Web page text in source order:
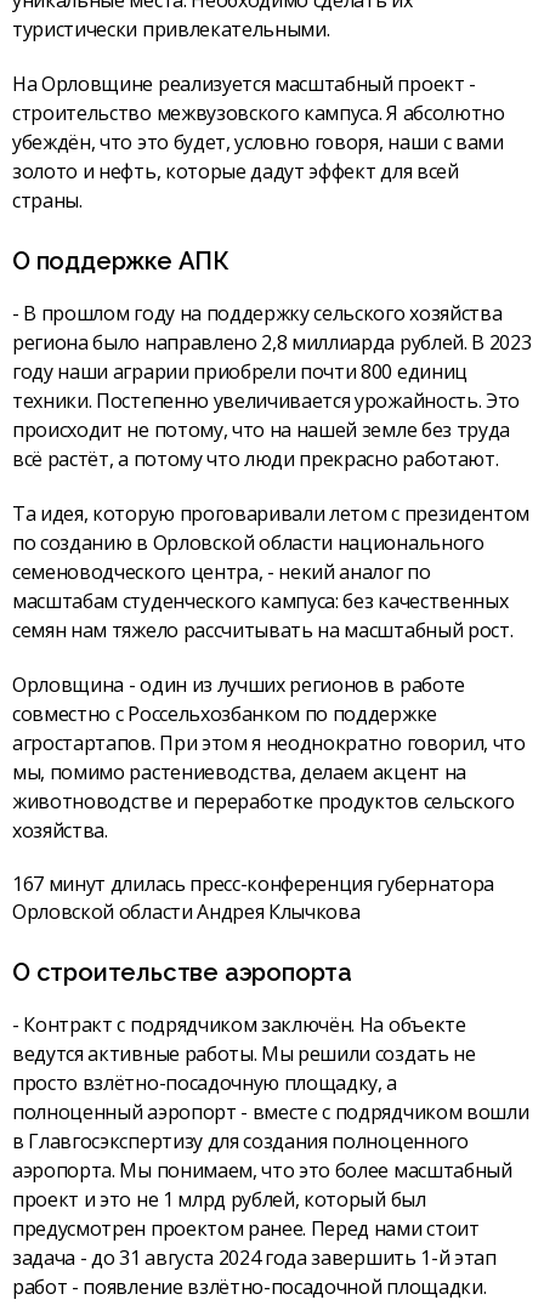
туристически привлекательными.
На Орловщине реализуется масштабный проект -
строительство межвузовского кампуса. Я абсолютно
убеждён, что это будет, условно говоря, наши с вами
золото и нефть, которые дадут эффект для всей
страны.
О поддержке АПК
- В прошлом году на поддержку сельского хозяйства
региона было направлено 2,8 миллиарда рублей. В 2023
году наши аграрии приобрели почти 800 единиц
техники. Постепенно увеличивается урожайность. Это
происходит не потому, что на нашей земле без труда
всё растёт, а потому что люди прекрасно работают.
Та идея, которую проговаривали летом с президентом
по созданию в Орловской области национального
семеноводческого центра, - некий аналог по
масштабам студенческого кампуса: без качественных
семян нам тяжело рассчитывать на масштабный рост.
Орловщина - один из лучших регионов в работе
совместно с Россельхозбанком по поддержке
агростартапов. При этом я неоднократно говорил, что
мы, помимо растениеводства, делаем акцент на
животноводстве и переработке продуктов сельского
хозяйства.
167 минут длилась пресс-конференция губернатора
Орловской области Андрея Клычкова
О строительстве аэропорта
- Контракт с подрядчиком заключён. На объекте
ведутся активные работы. Мы решили создать не
просто взлётно-посадочную площадку, а
полноценный аэропорт - вместе с подрядчиком вошли
в Главгосэкспертизу для создания полноценного
аэропорта. Мы понимаем, что это более масштабный
проект и это не 1 млрд рублей, который был
предусмотрен проектом ранее. Перед нами стоит
задача - до 31 августа 2024 года завершить 1-й этап
работ - появление взлётно-посадочной площадки.